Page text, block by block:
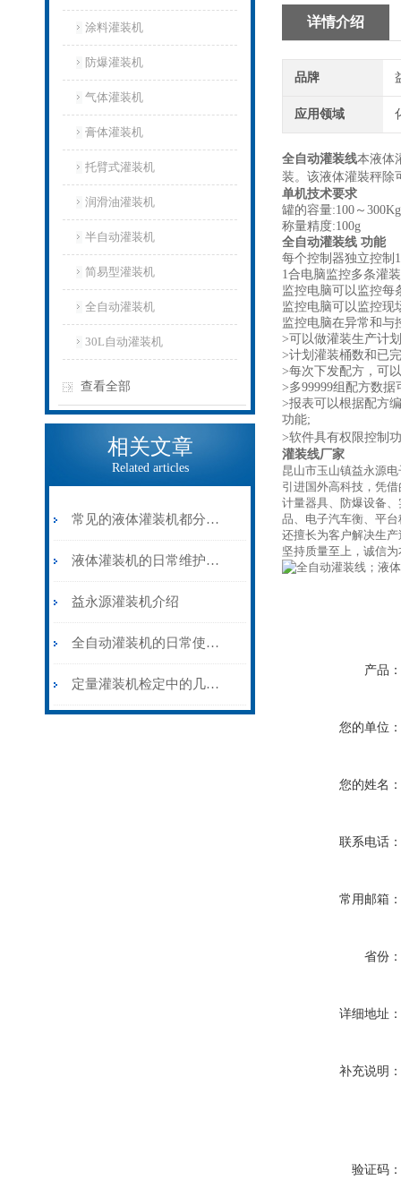
涂料灌装机
防爆灌装机
气体灌装机
膏体灌装机
托臂式灌装机
润滑油灌装机
半自动灌装机
简易型灌装机
全自动灌装机
30L自动灌装机
查看全部
相关文章
Related articles
常见的液体灌装机都分为哪几类？
液体灌装机的日常维护和保养
益永源灌装机介绍
全自动灌装机的日常使用需要注意些什么？
定量灌装机检定中的几点建议
详情介绍
品牌
应用领域
全自动灌装线本液体
装。该液体灌裝秤除
单机技术要求
罐的容量:100～300Kg
称量精度:100g
全自动灌装线 功能
每个控制器独立控制
1合电脑监控多条灌
监控电脑可以监控每
监控电脑可以监控现
监控电脑在异常和与
>可以做灌装生产计
>计划灌装桶数和已
>每次下发配方，可
>多99999组配方数据
>报表可以根据配方
功能;
>软件具有权限控制
灌装线厂家
昆山市玉山镇益永源
引进国外高科技，凭
计量器具、防爆设备
品、电子汽车衡、平
还擅长为客户解决生
坚持质量至上，诚信
产品：
您的单位：
您的姓名：
联系电话：
常用邮箱：
省份：
详细地址：
补充说明：
验证码：